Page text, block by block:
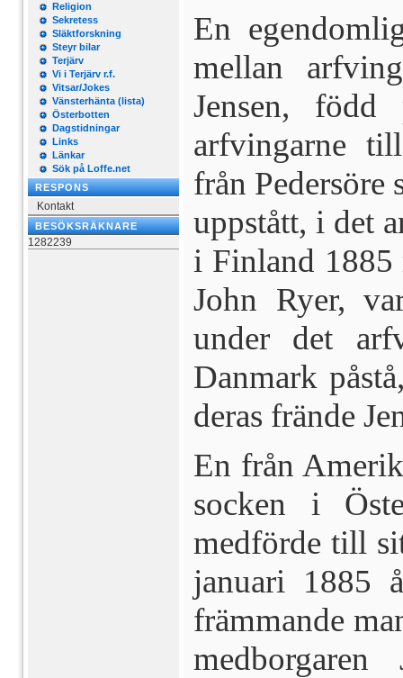
Religion
Sekretess
Släktforskning
Steyr bilar
Terjärv
Vi i Terjärv r.f.
Vitsar/Jokes
Vänsterhänta (lista)
Österbotten
Dagstidningar
Links
Länkar
Sök på Loffe.net
RESPONS
Kontakt
BESÖKSRÄKNARE
1282239
En
mellan
Jensen,
arfvingarne
från Pedersöre
uppstått, i det
i Finland 1885
John Ryer,
under det
Danmark
deras frände
En från
socken i
medförde till
januari 1885
främmande